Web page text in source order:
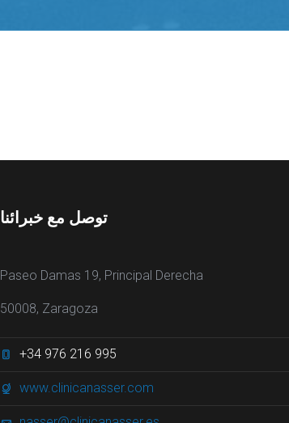
توصل مع خبرائنا
Paseo Damas 19, Principal Derecha
50008, Zaragoza
+34 976 216 995
www.clinicanasser.com